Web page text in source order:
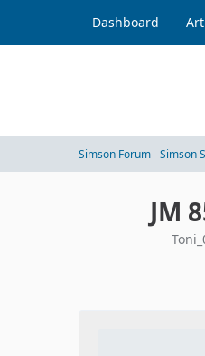
Dashboard
Simson Forum - Simson
JM